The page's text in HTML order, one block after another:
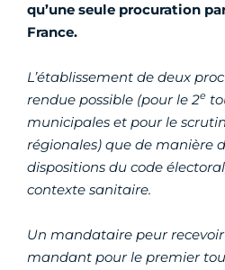
qu’une seule procuration
France.
L’établissement de deux
rendue possible (pour le 2e
municipales et pour le
régionales) que de manière
dispositions du code
contexte sanitaire.
Un mandataire peur
mandant pour le premier